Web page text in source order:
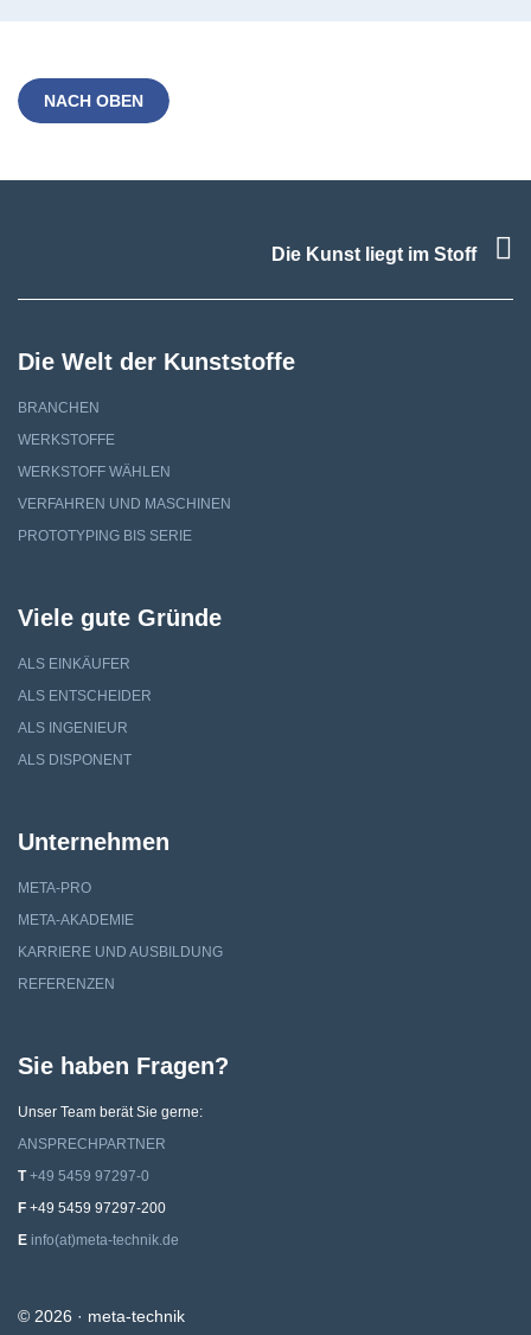
NACH OBEN
Die Kunst liegt im Stoff
Die Welt der Kunststoffe
BRANCHEN
WERKSTOFFE
WERKSTOFF WÄHLEN
VERFAHREN UND MASCHINEN
PROTOTYPING BIS SERIE
Viele gute Gründe
ALS EINKÄUFER
ALS ENTSCHEIDER
ALS INGENIEUR
ALS DISPONENT
Unternehmen
META-PRO
META-AKADEMIE
KARRIERE UND AUSBILDUNG
REFERENZEN
Sie haben Fragen?
Unser Team berät Sie gerne:
ANSPRECHPARTNER
T +49 5459 97297-0
F ‍‍+‍49 ‍5459 ‍97297-200
E info(at)meta-technik.de
© 2026 · meta-technik